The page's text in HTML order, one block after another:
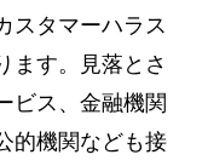
スタマーハラス
ます。見落とさ
ビス、金融機関
的機関なども接